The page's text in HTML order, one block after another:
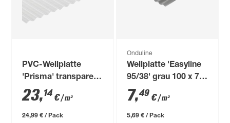
PVC-Wellplatte
'Prisma' transparent
120 x 90 x 0,25 cm
23,14€/ m²
24,99 € / Pack
Onduline
Wellplatte 'Easyline
95/38' grau 100 x 76
x 0,26 cm
7,49 €/ m²
5,69 € / Pack